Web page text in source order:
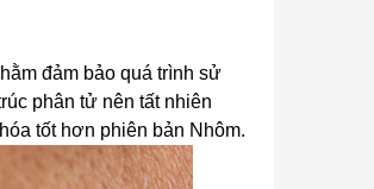
đảm bảo quá trình sử
phân tử nên tất nhiên
tốt hơn phiên bản Nhôm.